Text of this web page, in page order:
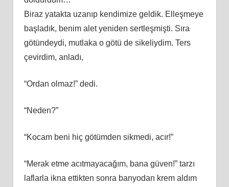
Biraz yatakta uzanıp kendimize geldik. Elleşmeye
başladık, benim alet yeniden sertleşmişti. Sıra
götündeydi, mutlaka o götü de sikeliydim. Ters
çevirdim, anladı,
“Ordan olmaz!” dedi.
“Neden?”
“Kocam beni hiç götümden sikmedi, acır!”
“Merak etme acıtmayacağım, bana güven!” tarzı
laflarla ikna ettikten sonra banyodan krem aldım